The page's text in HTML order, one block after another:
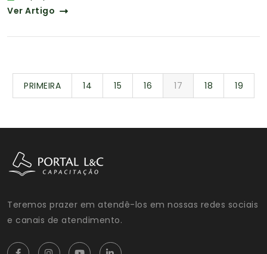
Ver Artigo
PRIMEIRA 14 15 16 17 18 19
Teremos prazer em atendê-los em nossas redes sociais
e canais de atendimento.